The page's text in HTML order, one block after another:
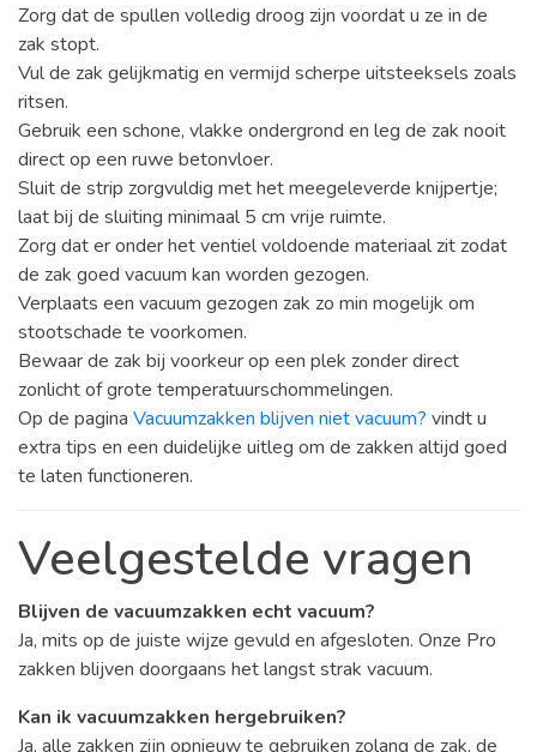
Zorg dat de spullen volledig droog zijn voordat u ze in de
zak stopt.
Vul de zak gelijkmatig en vermijd scherpe uitsteeksels zoals
ritsen.
Gebruik een schone, vlakke ondergrond en leg de zak nooit
direct op een ruwe betonvloer.
Sluit de strip zorgvuldig met het meegeleverde knijpertje;
laat bij de sluiting minimaal 5 cm vrije ruimte.
Zorg dat er onder het ventiel voldoende materiaal zit zodat
de zak goed vacuum kan worden gezogen.
Verplaats een vacuum gezogen zak zo min mogelijk om
stootschade te voorkomen.
Bewaar de zak bij voorkeur op een plek zonder direct
zonlicht of grote temperatuurschommelingen.
Op de pagina Vacuumzakken blijven niet vacuum? vindt u
extra tips en een duidelijke uitleg om de zakken altijd goed
te laten functioneren.
Veelgestelde vragen
Blijven de vacuumzakken echt vacuum?
Ja, mits op de juiste wijze gevuld en afgesloten. Onze Pro
zakken blijven doorgaans het langst strak vacuum.
Kan ik vacuumzakken hergebruiken?
Ja, alle zakken zijn opnieuw te gebruiken zolang de zak, de